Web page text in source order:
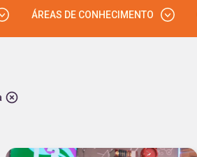
- ANOS INICIAIS
ÁREAS DE CONHECIMENTO